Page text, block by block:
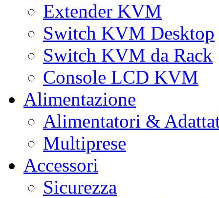
Extender KVM
Switch KVM Desktop
Switch KVM da Rack
Console LCD KVM
Alimentazione
Alimentatori &
Multiprese
Accessori
Sicurezza